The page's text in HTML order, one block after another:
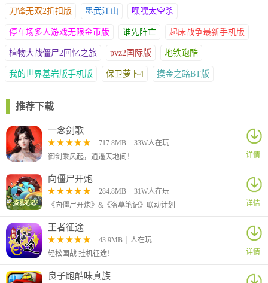
安全可靠的在线竞技，让您尽情享受无忧游戏体验。
的眼部疲劳，另设幸运转盘玩法，带来耳目一新的体验。
游戏优势
1、棋牌玩法丰富多元，玩家可自主挑选简单模式逐步上手，也能
2、跨服棋牌竞技提供多样对局方式，趣味背景音乐相伴，海量棋
3、这里是全新赚钱娱乐棋牌首选，专业玩家技术交流社区随时畅
聊，全球竞技模式助您提升实力，豪华返利活动等您体验。
4、棋牌配备专属客服人员，可及时协助牌友处理游戏过程中出现
的各类问题。棋牌游戏亮点
刀锋无双2折扣版 墨武江山 嘿嘿太空杀
停车场多人游戏无限金币版 谁先阵亡 起床战争最新手机版
植物大战僵尸2回忆之旅 pvz2国际版 地铁跑酷
我的世界基岩版手机版 保卫萝卜4 摸金之路BT版
推荐下载
一念剑歌
717.8MB
33W人在玩
御剑乘风起，逍遥天地间！
详情
向僵尸开炮
284.8MB
31W人在玩
《向僵尸开炮》&《盗墓笔记》联动计划
详情
王者征途
43.9MB
人在玩
轻松国战 挂机征途！
详情
良子跑酷味真族